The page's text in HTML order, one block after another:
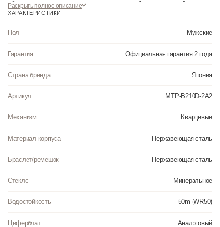
обеспечивает часы достаточным питанием приблизительно на 3 года.
Корпус изготовлен из высококачественной нержавеющей стали 316L с
царапинам минеральное стекло защищает часы от повреждений. Часы
Гарантия: 2 года.
Раскрыть полное описание
ХАРАКТЕРИСТИКИ
Пол Мужские
Гарантия Официальная гарантия 2 года
Страна бренда Япония
Артикул MTP-B210D-2A2
Механизм Кварцевые
Материал корпуса Нержавеющая сталь
Браслет/ремешок Нержавеющая сталь
Стекло Минеральное
Водостойкость 50m (WR50)
Циферблат Аналоговый